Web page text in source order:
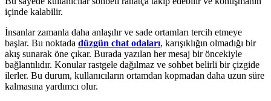
içinde kalabilir.
İnsanlar zamanla daha anlaşılır ve sade ortamları tercih etmeye
başlar. Bu noktada düzgün chat odaları, karışıklığın olmadığı bir
akış sunarak öne çıkar. Burada yazılan her mesaj bir öncekiyle
bağlantılıdır. Konular rastgele dağılmaz ve sohbet belirli bir çizgide
ilerler. Bu durum, kullanıcıların ortamdan kopmadan daha uzun süre
kalmasına yardımcı olur.